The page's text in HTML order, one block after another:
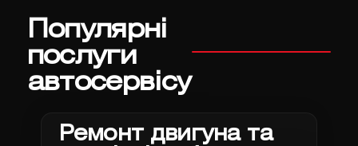
Популярні
послуги
автосервісу
Ремонт двигуна та